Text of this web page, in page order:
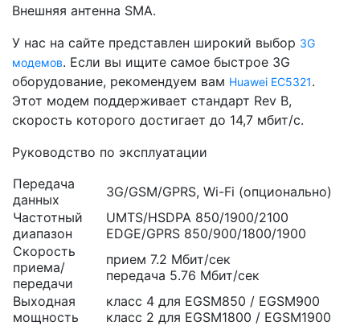
Внешняя антенна SMA.
У нас на сайте представлен широкий выбор 3G
модемов. Если вы ищите самое быстрое 3G
оборудование, рекомендуем вам Huawei EC5321.
Этот модем поддерживает стандарт Rev B,
скорость которого достигает до 14,7 мбит/с.
Руководство по эксплуатации
Передача
данных
3G/GSM/GPRS, Wi-Fi (опционально)
Частотный
диапазон
UMTS/HSDPA 850/1900/2100
EDGE/GPRS 850/900/1800/1900
Скорость
приема/
передачи
прием 7.2 Мбит/сек
передача 5.76 Мбит/сек
Выходная
мощность
класс 4 для EGSM850 / EGSM900
класс 2 для EGSM1800 / EGSM1900